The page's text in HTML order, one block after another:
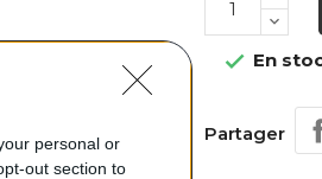
personal or
out section to
 En
Partager